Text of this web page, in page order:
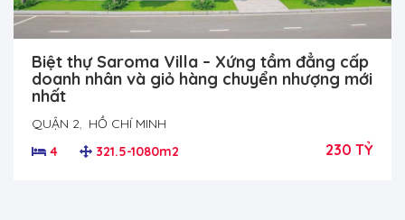
Biệt thự Saroma Villa – Xứng tầm đẳng cấp
doanh nhân và giỏ hàng chuyển nhượng mới
nhất
QUẬN 2, HỒ CHÍ MINH
4
321.5-1080m2 230 TỶ